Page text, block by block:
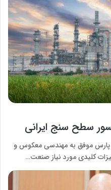
سطح سنج ایرانی
موفق به مهندسی معکوس و
کلیدی مورد نیاز صنعت…